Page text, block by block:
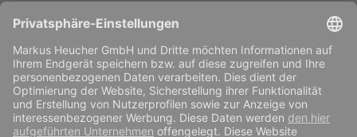
Info / Service
Zahlungsarten